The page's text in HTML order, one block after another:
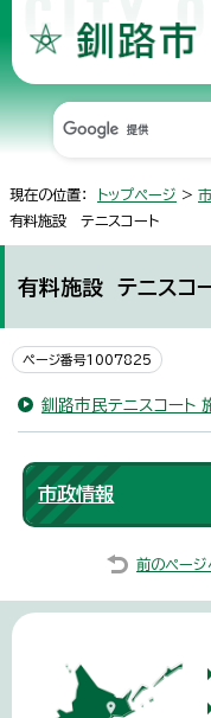
現在の位置： トップページ >
有料施設 テニスコート
有料施設 テニスコ
ページ番号1007825
釧路市民テニスコート
市政情報
前のページ